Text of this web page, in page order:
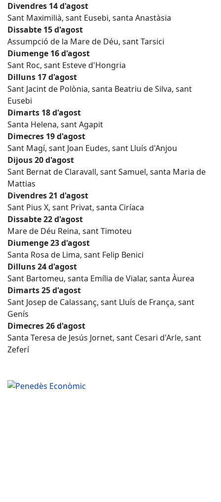
Divendres 14 d'agost
Sant Maximilià, sant Eusebi, santa Anastàsia
Dissabte 15 d'agost
Assumpció de la Mare de Déu, sant Tarsici
Diumenge 16 d'agost
Sant Roc, sant Esteve d'Hongria
Dilluns 17 d'agost
Sant Jacint de Polònia, santa Beatriu de Silva, sant
Eusebi
Dimarts 18 d'agost
Santa Helena, sant Agapit
Dimecres 19 d'agost
Sant Magí, sant Joan Eudes, sant Lluís d'Anjou
Dijous 20 d'agost
Sant Bernat de Claravall, sant Samuel, santa Maria de
Mattias
Divendres 21 d'agost
Sant Pius X, sant Privat, santa Ciríaca
Dissabte 22 d'agost
Mare de Déu Reina, sant Timoteu
Diumenge 23 d'agost
Santa Rosa de Lima, sant Felip Benici
Dilluns 24 d'agost
Sant Bartomeu, santa Emília de Vialar, santa Àurea
Dimarts 25 d'agost
Sant Josep de Calassanç, sant Lluís de França, sant
Genís
Dimecres 26 d'agost
Santa Teresa de Jesús Jornet, sant Cesari d'Arle, sant
Zeferí